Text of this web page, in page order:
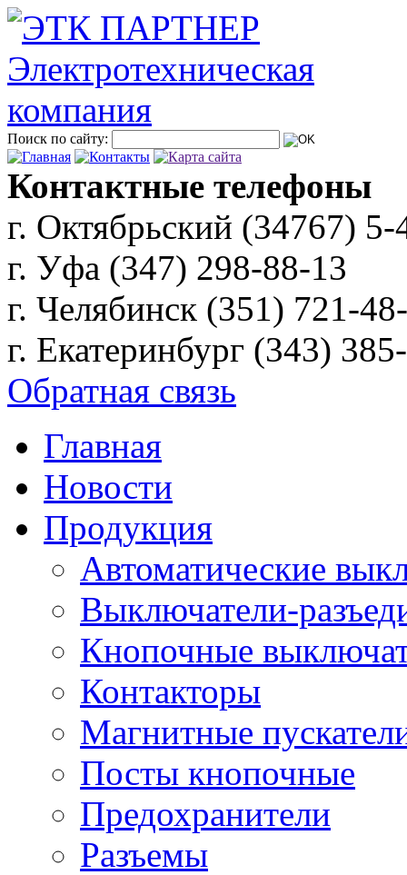
Поиск по сайту:
Контактные телефоны
г. Октябрьский (34767) 5-
г. Уфа (347) 298-88-13
г. Челябинск (351) 721-
г. Екатеринбург (343)
Обратная связь
Главная
Новости
Продукция
Автоматические
Выключатели-
Кнопочные
Контакторы
Магнитные
Посты кнопочные
Предохранители
Разъемы